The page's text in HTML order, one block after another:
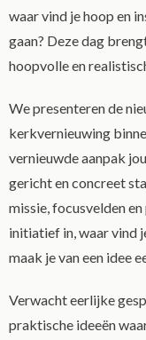
waar vind je hoop en
gaan? Deze dag
hoopvolle en
We presenteren de
kerkvernieuwing
vernieuwde aanpak
gericht en concreet
missie, focusvelden
initiatief in, waar vind
maak je van een idee
Verwacht eerlijke
praktische ideeën